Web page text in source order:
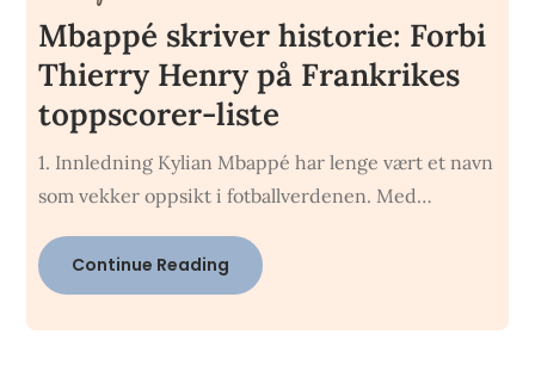
Mbappé skriver historie: Forbi
Thierry Henry på Frankrikes
toppscorer-liste
1. Innledning Kylian Mbappé har lenge vært et navn
som vekker oppsikt i fotballverdenen. Med…
Continue Reading